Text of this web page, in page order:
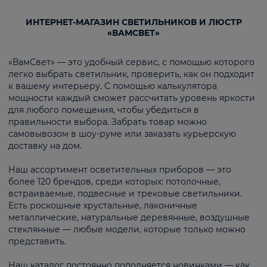
ИНТЕРНЕТ-МАГАЗИН СВЕТИЛЬНИКОВ И ЛЮСТР
«ВАМСВЕТ»
«ВамСвет» — это удобный сервис, с помощью которого
легко выбрать светильник, проверить, как он подходит
к вашему интерьеру. С помощью калькулятора
мощности каждый сможет рассчитать уровень яркости
для любого помещения, чтобы убедиться в
правильности выбора. Забрать товар можно
самовывозом в шоу-руме или заказать курьерскую
доставку на дом.
Наш ассортимент осветительных приборов — это
более 120 брендов, среди которых: потолочные,
встраиваемые, подвесные и трековые светильники.
Есть роскошные хрустальные, лаконичные
металлические, натуральные деревянные, воздушные
стеклянные — любые модели, которые только можно
представить.